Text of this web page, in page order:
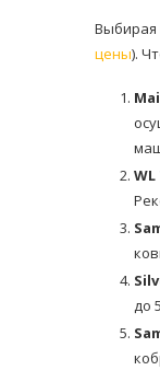
Выбирая
цены).
до